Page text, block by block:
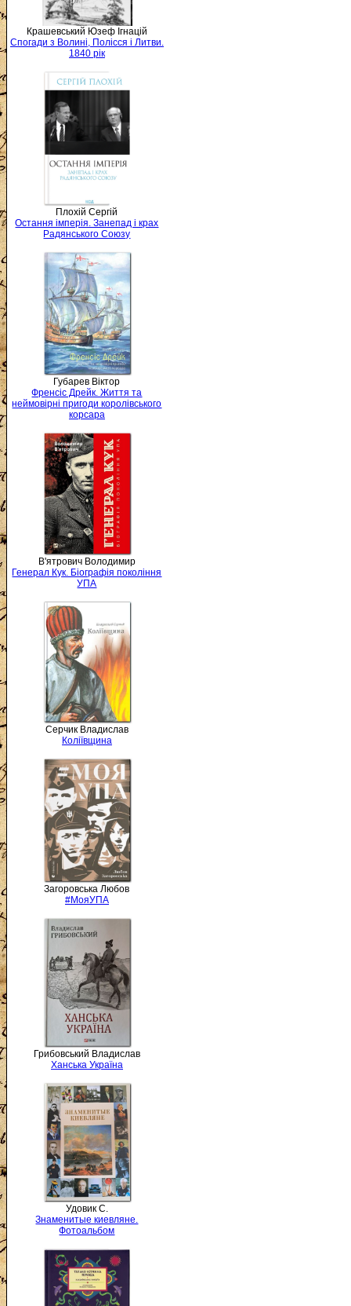
Крашевський Юзеф Ігнацій
Спогади з Волині, Полісся і Литви.
1840 рік
Плохій Сергій
Остання імперія. Занепад і крах
Радянського Союзу
Губарев Віктор
Френсіс Дрейк. Життя та
неймовірні пригоди королівського
корсара
В'ятрович Володимир
Генерал Кук. Біографія покоління
УПА
Серчик Владислав
Коліївщина
Загоровська Любов
#МояУПА
Грибовський Владислав
Ханська Україна
Удовик С.
Знаменитые киевляне.
Фотоальбом